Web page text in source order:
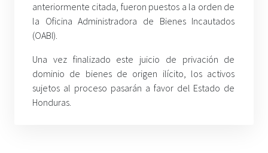
anteriormente citada, fueron puestos a la orden de
la Oficina Administradora de Bienes Incautados
(OABI).
Una vez finalizado este juicio de privación de
dominio de bienes de origen ilícito, los activos
sujetos al proceso pasarán a favor del Estado de
Honduras.